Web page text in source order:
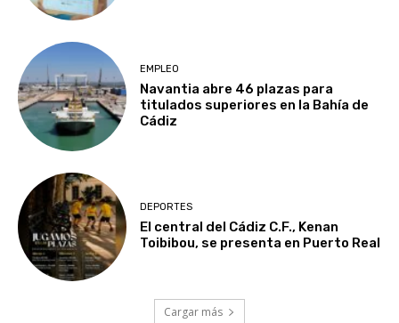
EMPLEO
Navantia abre 46 plazas para
titulados superiores en la Bahía de
Cádiz
DEPORTES
El central del Cádiz C.F., Kenan
Toibibou, se presenta en Puerto Real
Cargar más